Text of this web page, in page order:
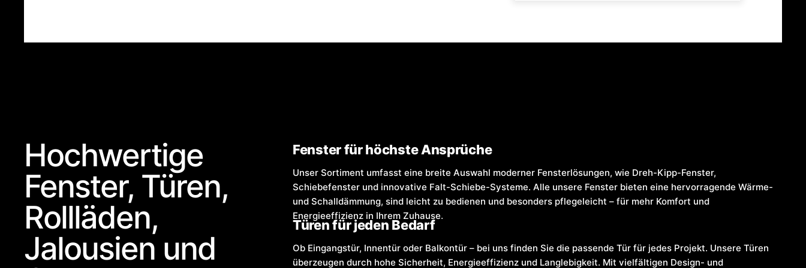
Hochwertige
Fenster, Türen,
Rollläden,
Jalousien und
Fenster für höchste Ansprüche
Unser Sortiment umfasst eine breite Auswahl moderner Fensterlösungen, wie Dreh-Kipp-Fenster,
Schiebefenster und innovative Falt-Schiebe-Systeme. Alle unsere Fenster bieten eine hervorragende Wärme-
und Schalldämmung, sind leicht zu bedienen und besonders pflegeleicht – für mehr Komfort und
Energieeffizienz in Ihrem Zuhause.
Türen für jeden Bedarf
Ob Eingangstür, Innentür oder Balkontür – bei uns finden Sie die passende Tür für jedes Projekt. Unsere Türen
überzeugen durch hohe Sicherheit, Energieeffizienz und Langlebigkeit. Mit vielfältigen Design- und